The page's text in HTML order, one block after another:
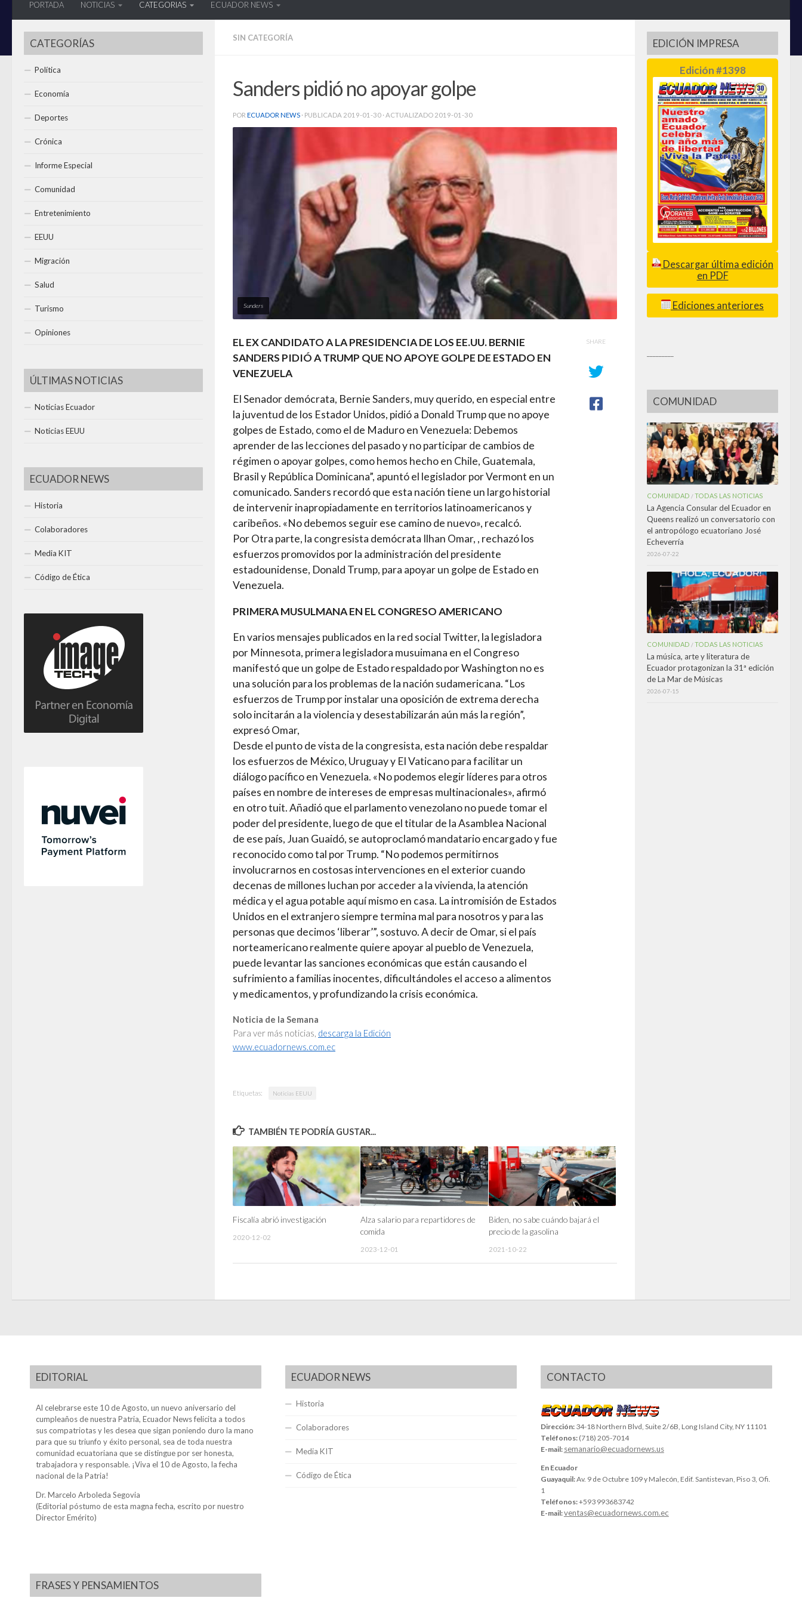
PORTADA NOTICIAS CATEGORIAS ECUADOR NEWS
SIN CATEGORÍA
Sanders pidió no apoyar golpe
POR ECUADOR NEWS · PUBLICADA 2019-01-30 · ACTUALIZADO 2019-01-30
Sunders
EL EX CANDIDATO A LA PRESIDENCIA DE LOS EE.UU. BERNIE
SANDERS PIDIÓ A TRUMP QUE NO APOYE GOLPE DE ESTADO EN
VENEZUELA
El Senador demócrata, Bernie Sanders, muy querido, en especial entre
la juventud de los Estador Unidos, pidió a Donald Trump que no apoye
golpes de Estado, como el de Maduro en Venezuela: Debemos
aprender de las lecciones del pasado y no participar de cambios de
régimen o apoyar golpes, como hemos hecho en Chile, Guatemala,
Brasil y República Dominicana”, apuntó el legislador por Vermont en un
comunicado. Sanders recordó que esta nación tiene un largo historial
de intervenir inapropiadamente en territorios latinoamericanos y
caribeños. «No debemos seguir ese camino de nuevo», recalcó.
Por Otra parte, la congresista demócrata Ilhan Omar, , rechazó los
esfuerzos promovidos por la administración del presidente
estadounidense, Donald Trump, para apoyar un golpe de Estado en
Venezuela.
PRIMERA MUSULMANA EN EL CONGRESO AMERICANO
En varios mensajes publicados en la red social Twitter, la legisladora
por Minnesota, primera legisladora musuimana en el Congreso
manifestó que un golpe de Estado respaldado por Washington no es
una solución para los problemas de la nación sudamericana. “Los
esfuerzos de Trump por instalar una oposición de extrema derecha
solo incitarán a la violencia y desestabilizarán aún más la región”,
expresó Omar,
Desde el punto de vista de la congresista, esta nación debe respaldar
los esfuerzos de México, Uruguay y El Vaticano para facilitar un
diálogo pacífico en Venezuela. «No podemos elegir líderes para otros
países en nombre de intereses de empresas multinacionales», afirmó
en otro tuit. Añadió que el parlamento venezolano no puede tomar el
poder del presidente, luego de que el titular de la Asamblea Nacional
de ese país, Juan Guaidó, se autoproclamó mandatario encargado y fue
reconocido como tal por Trump. “No podemos permitirnos
involucrarnos en costosas intervenciones en el exterior cuando
decenas de millones luchan por acceder a la vivienda, la atención
médica y el agua potable aquí mismo en casa. La intromisión de Estados
Unidos en el extranjero siempre termina mal para nosotros y para las
personas que decimos ‘liberar’”, sostuvo. A decir de Omar, si el país
norteamericano realmente quiere apoyar al pueblo de Venezuela,
puede levantar las sanciones económicas que están causando el
sufrimiento a familias inocentes, dificultándoles el acceso a alimentos
y medicamentos, y profundizando la crisis económica.
Noticia de la Semana
Para ver más noticias, descarga la Edición
www.ecuadornews.com.ec
SHARE
Etiquetas: Noticias EEUU
TAMBIÉN TE PODRÍA GUSTAR...
Fiscalía abrió investigación
2020-12-02
Alza salario para repartidores de
comida
2023-12-01
Biden, no sabe cuándo bajará el
precio de la gasolina
2021-10-22
CATEGORÍAS
Política
Economía
Deportes
Crónica
Informe Especial
Comunidad
Entretenimiento
EEUU
Migración
Salud
Turismo
Opiniones
ÚLTIMAS NOTICIAS
Noticias Ecuador
Noticias EEUU
ECUADOR NEWS
Historia
Colaboradores
Media KIT
Código de Ética
EDICIÓN IMPRESA
Edición #1398
Descargar última edición
en PDF
Ediciones anteriores
COMUNIDAD
COMUNIDAD /TODAS LAS NOTICIAS
La Agencia Consular del Ecuador en
Queens realizó un conversatorio con
el antropólogo ecuatoriano José
Echeverría
2026-07-22
COMUNIDAD /TODAS LAS NOTICIAS
La música, arte y literatura de
Ecuador protagonizan la 31ª edición
de La Mar de Músicas
2026-07-15
EDITORIAL
Al celebrarse este 10 de Agosto, un nuevo aniversario del
cumpleaños de nuestra Patria, Ecuador News felicita a todos
sus compatriotas y les desea que sigan poniendo duro la mano
para que su triunfo y éxito personal, sea de toda nuestra
comunidad ecuatoriana que se distingue por ser honesta,
trabajadora y responsable. ¡Viva el 10 de Agosto, la fecha
nacional de la Patria!
Dr. Marcelo Arboleda Segovia
(Editorial póstumo de esta magna fecha, escrito por nuestro
Director Emérito)
FRASES Y PENSAMIENTOS
ECUADOR NEWS
Historia
Colaboradores
Media KIT
Código de Ética
CONTACTO
Dirección: 34-18 Northern Blvd, Suite 2/6B, Long Island City, NY 11101
Teléfonos: (718) 205-7014
E-mail: semanario@ecuadornews.us
En Ecuador
Guayaquil:Av. 9 de Octubre 109 y Malecón, Edif. Santistevan, Piso 3, Ofi.
1
Teléfonos:+593 993683742
E-mail:ventas@ecuadornews.com.ec